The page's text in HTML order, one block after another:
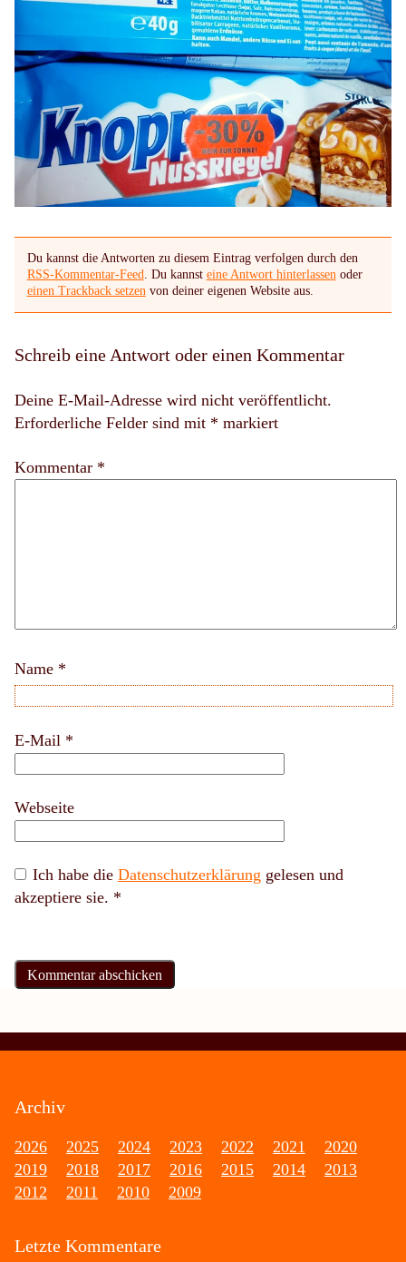
Du kannst die Antworten zu diesem Eintrag verfolgen durch den
RSS-Kommentar-Feed. Du kannst eine Antwort hinterlassenoder
einen Trackback setzenvon deiner eigenen Website aus.
Schreib eine Antwort oder einen Kommentar
Deine E-Mail-Adresse wird nicht veröffentlicht.
Erforderliche Felder sind mit * markiert
Kommentar *
Name *
E-Mail *
Webseite
Ich habe die Datenschutzerklärung gelesen und
akzeptiere sie. *
Archiv
2026 2025 2024 2023 2022 2021
2020
2019
2018 2017 2016 2015 2014
2013
2012
2011 2010 2009
Letzte Kommentare